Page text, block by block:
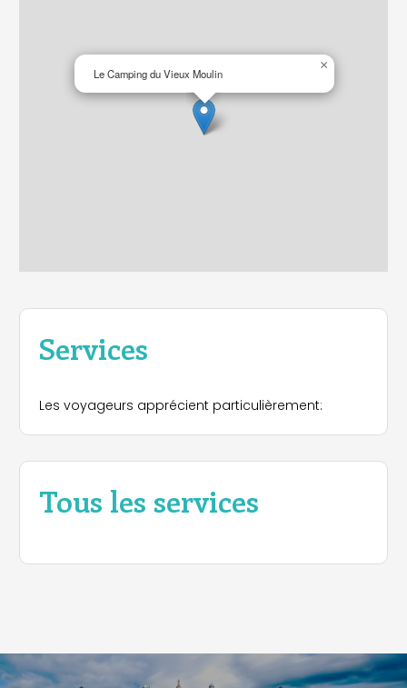
Le Camping du Vieux Moulin
×
Services
Les voyageurs apprécient particulièrement:
Tous les services